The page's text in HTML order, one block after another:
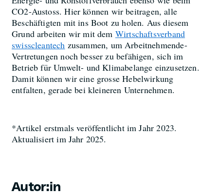
CO2-Austoss. Hier können wir beitragen, alle
Beschäftigten mit ins Boot zu holen. Aus diesem
Grund arbeiten wir mit dem Wirtschaftsverband
swisscleantech zusammen, um Arbeitnehmende-
Vertretungen noch besser zu befähigen, sich im
Betrieb für Umwelt- und Klimabelange einzusetzen.
Damit können wir eine grosse Hebelwirkung
entfalten, gerade bei kleineren Unternehmen.
*Artikel erstmals veröffentlicht im Jahr 2023.
Aktualisiert im Jahr 2025.
Autor:in